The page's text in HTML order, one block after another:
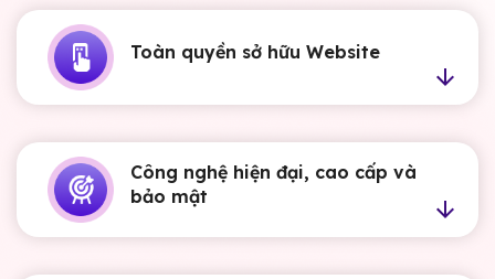
Toàn quyền sở hữu Website
Công nghệ hiện đại, cao cấp và
bảo mật